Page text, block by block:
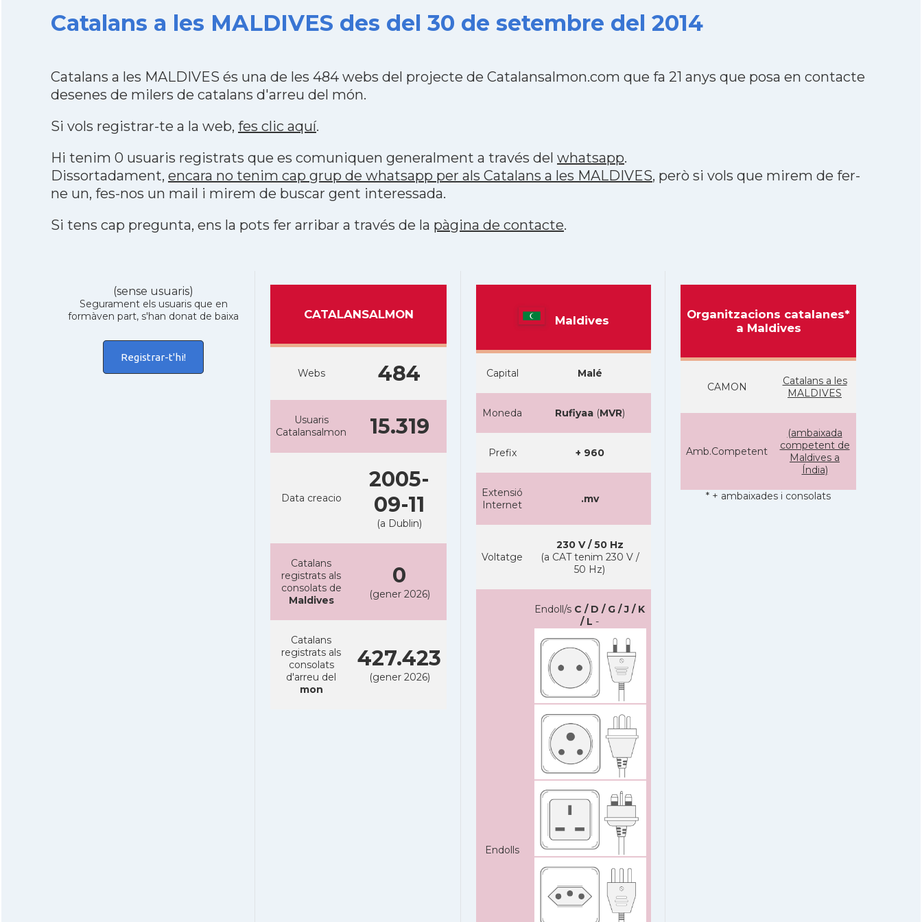
Catalans a les MALDIVES des del 30 de setembre del 2014
Catalans a les MALDIVES és una de les 484 webs del projecte de Catalansalmon.com que fa 21 anys que posa en contacte
desenes de milers de catalans d'arreu del món.
Si vols registrar-te a la web, fes clic aquí.
Hi tenim 0 usuaris registrats que es comuniquen generalment a través del whatsapp.
Dissortadament, encara no tenim cap grup de whatsapp per als Catalans a les MALDIVES, però si vols que mirem de fer-
ne un, fes-nos un mail i mirem de buscar gent interessada.
Si tens cap pregunta, ens la pots fer arribar a través de la pàgina de contacte.
(sense usuaris)
Segurament els usuaris que en
formàven part, s'han donat de baixa
Registrar-t'hi!
CATALANSALMON
Webs 484
Usuaris
Catalansalmon
15.319
Data creacio
2005-
09-11
(a Dublin)
Catalans
registrats als
consolats de
Maldives
0
(gener 2026)
Catalans
registrats als
consolats
d'arreu del
mon
427.423
(gener 2026)
Maldives
Capital Malé
Moneda Rufiyaa(MVR)
Prefix + 960
Extensió
Internet
.mv
Voltatge
230 V / 50 Hz
(a CAT tenim 230 V /
50 Hz)
Endolls
Endoll/s C / D / G / J / K
/ L -
Organitzacions catalanes*
a Maldives
CAMON
Catalans a les
MALDIVES
Amb.Competent
(ambaixada
competent de
Maldives a
Índia)
* + ambaixades i consolats